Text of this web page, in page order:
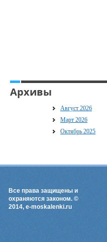
Архивы
Август 2026
Март 2026
Октябрь 2025
Все права защищены и
охраняются законом. ©
2014, e-moskalenki.ru